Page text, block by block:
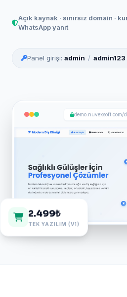
Açık kaynak · sınırsız domain ·
WhatsApp yanıt
Panel girişi:admin / admin123
demo.nuvexsoft.com/
2.499₺
TEK YAZILIM (V1)